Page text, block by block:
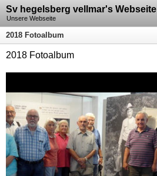
Sv hegelsberg vellmar's Webseite
Unsere Webseite
2018 Fotoalbum
2018 Fotoalbum